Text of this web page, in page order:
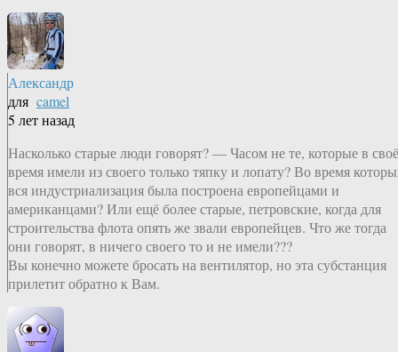
Александр
для camel
5 лет назад
Насколько старые люди говорят? — Часом не те, которые в своё
время имели из своего только тяпку и лопату? Во время
вся индустриализация была построена европейцами и
американцами? Или ещё более старые, петровские, когда для
строительства флота опять же звали европейцев. Что же тогда
они говорят, в ничего своего то и не имели???
Вы конечно можете бросать на вентилятор, но эта субстанция
прилетит обратно к Вам.